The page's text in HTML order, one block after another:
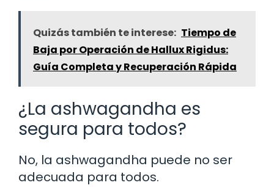
Quizás también te interese: Tiempo de
Baja por Operación de Hallux Rigidus:
Guía Completa y Recuperación Rápida
¿La ashwagandha es
segura para todos?
No, la ashwagandha puede no ser
adecuada para todos.